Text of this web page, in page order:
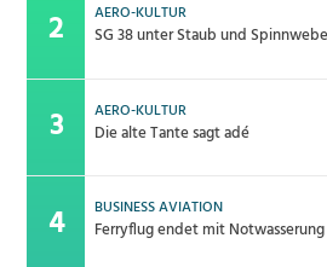
AERO-KULTUR
SG 38 unter Staub und
AERO-KULTUR
Die alte Tante sagt adé
BUSINESS AVIATION
Ferryflug endet mit